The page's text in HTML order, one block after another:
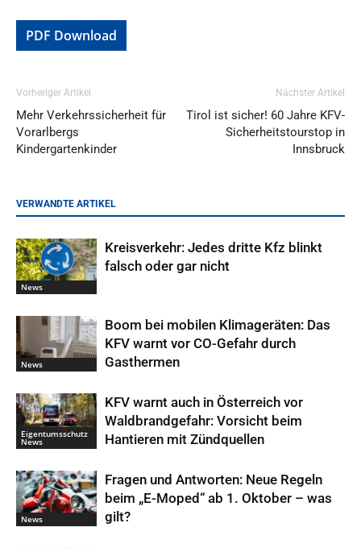
PDF Download
Vorheriger Artikel
Mehr Verkehrssicherheit für
Vorarlbergs
Kindergartenkinder
Nächster Artikel
Tirol ist sicher! 60 Jahre KFV-
Sicherheitstourstop in
Innsbruck
VERWANDTE ARTIKEL
News
Kreisverkehr: Jedes dritte Kfz blinkt
falsch oder gar nicht
News
Boom bei mobilen Klimageräten: Das
KFV warnt vor CO-Gefahr durch
Gasthermen
Eigentumsschutz
News
KFV warnt auch in Österreich vor
Waldbrandgefahr: Vorsicht beim
Hantieren mit Zündquellen
News
Fragen und Antworten: Neue Regeln
beim „E-Moped“ ab 1. Oktober – was
gilt?